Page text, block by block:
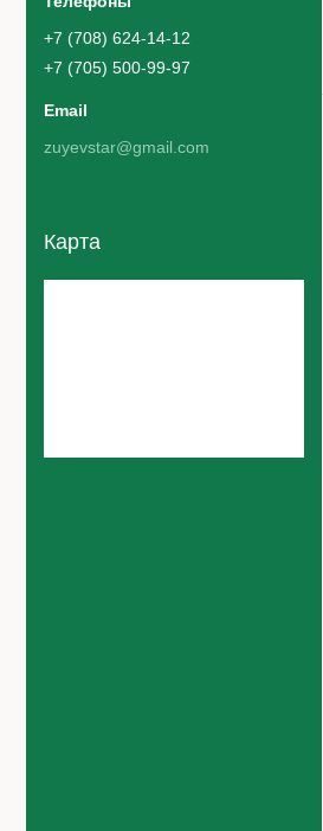
+7 (708) 624-14-12
+7 (705) 500-99-97
zuyevstar@gmail.com
Карта